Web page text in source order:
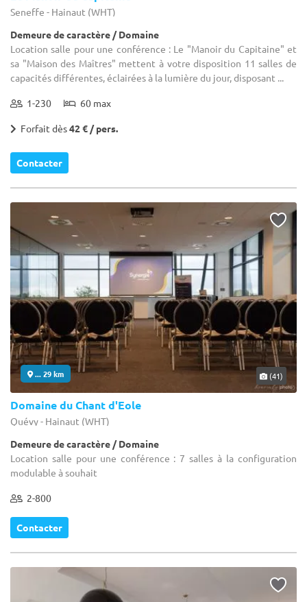
Seneffe - Hainaut (WHT)
Demeure de caractère / Domaine
Location salle pour une conférence : Le "Manoir du Capitaine" et
sa "Maison des Maîtres" mettent à votre disposition 11 salles de
capacités différentes, éclairées à la lumière du jour, disposant ...
1-230 60 max
Forfait dès42 € / pers.
Contacter
... 29 km (41)
Domaine du Chant d'Eole
Quévy - Hainaut (WHT)
Demeure de caractère / Domaine
Location salle pour une conférence : 7 salles à la configuration
modulable à souhait
2-800
Contacter